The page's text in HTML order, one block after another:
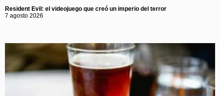
Resident Evil: el videojuego que creó un imperio del terror
7 agosto 2026